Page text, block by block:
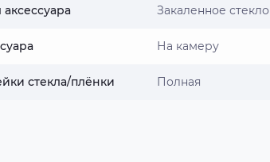
Закаленное стекло
На камеру
стекла/плёнки Полная